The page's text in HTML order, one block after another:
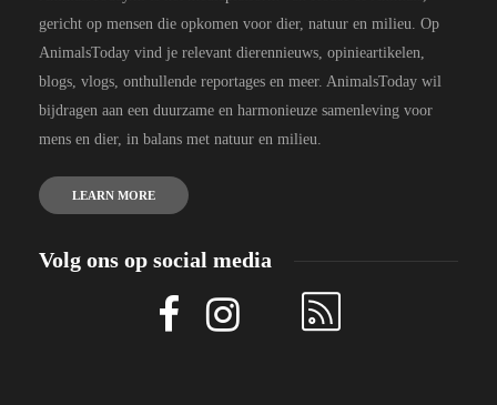
gericht op mensen die opkomen voor dier, natuur en milieu. Op
AnimalsToday vind je relevant dierennieuws, opinieartikelen,
blogs, vlogs, onthullende reportages en meer. AnimalsToday wil
bijdragen aan een duurzame en harmonieuze samenleving voor
mens en dier, in balans met natuur en milieu.
LEARN MORE
Volg ons op social media